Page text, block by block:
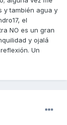
y también agua y
el
NO es un gran
y ojalá
Un